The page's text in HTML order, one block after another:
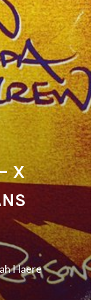
X
Haere